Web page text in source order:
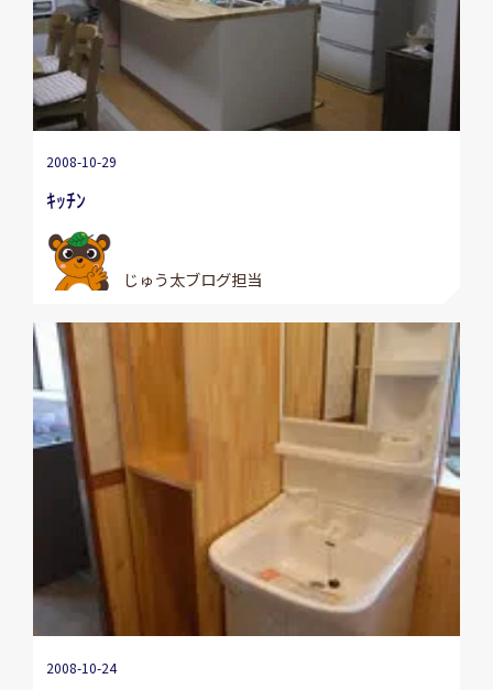
2008-10-29
ｷｯﾁﾝ
じゅう太ブログ担当
2008-10-24